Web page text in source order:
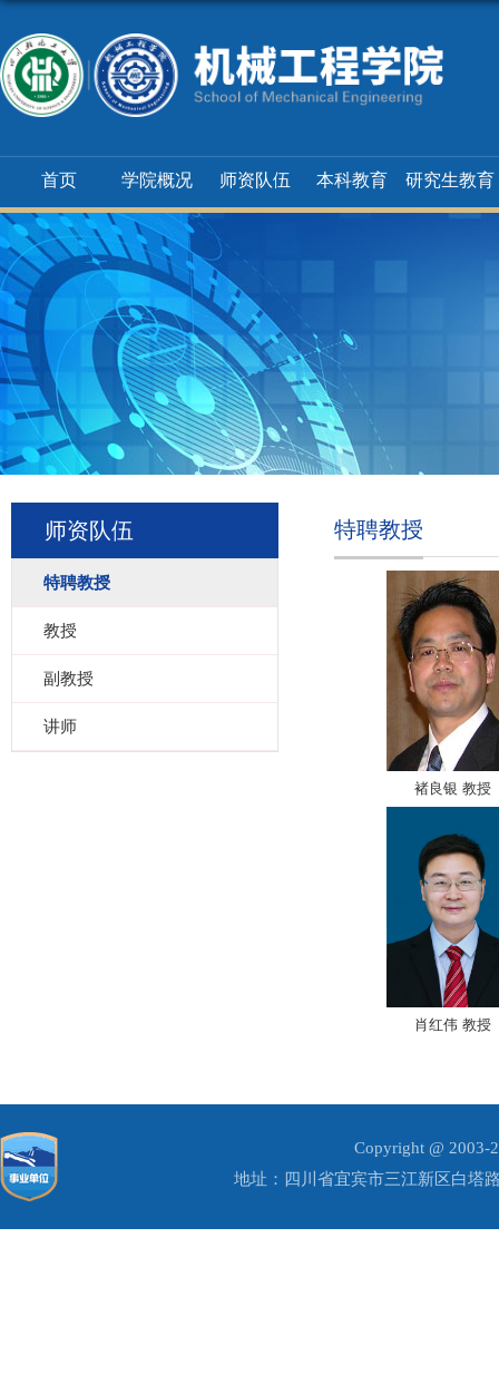
首页 学院概况 师资队伍 本科教育 研究生教育
师资队伍
特聘教授
教授
副教授
讲师
特聘教授
褚良银 教授
​肖红伟 教授
Copyright @ 2003-
地址：四川省宜宾市三江新区白